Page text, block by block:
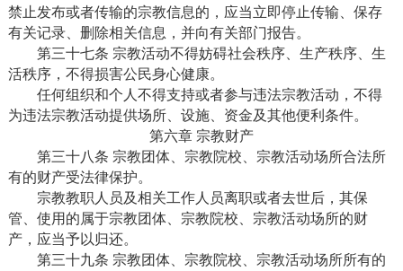
禁止发布或者传输的宗教信息的，应当立即停止传输、保存
有关记录、删除相关信息，并向有关部门报告。
第三十七条 宗教活动不得妨碍社会秩序、生产秩序、生
活秩序，不得损害公民身心健康。
任何组织和个人不得支持或者参与违法宗教活动，不得
为违法宗教活动提供场所、设施、资金及其他便利条件。
第六章 宗教财产
第三十八条 宗教团体、宗教院校、宗教活动场所合法所
有的财产受法律保护。
宗教教职人员及相关工作人员离职或者去世后，其保
管、使用的属于宗教团体、宗教院校、宗教活动场所的财
产，应当予以归还。
第三十九条 宗教团体、宗教院校、宗教活动场所所有的